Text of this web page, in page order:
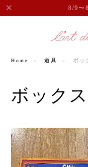
8/9〜
Home 道具 ボッ
ボック